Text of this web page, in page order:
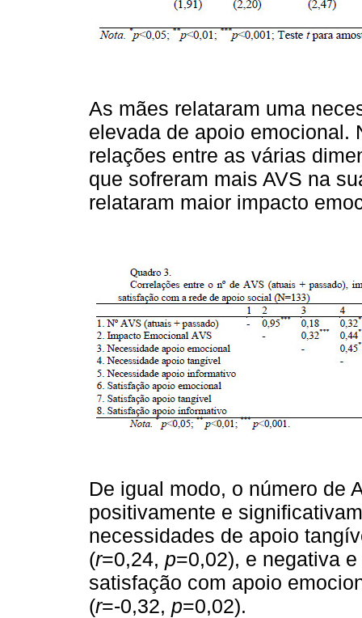
As mães relataram uma
elevada de apoio emocional.
relações entre as várias
que sofreram mais AVS na
relataram maior impacto
De igual modo, o número de
positivamente e
necessidades de apoio
(r=0,24, p=0,02), e negativa
satisfação com apoio
(r=-0,32, p=0,02).